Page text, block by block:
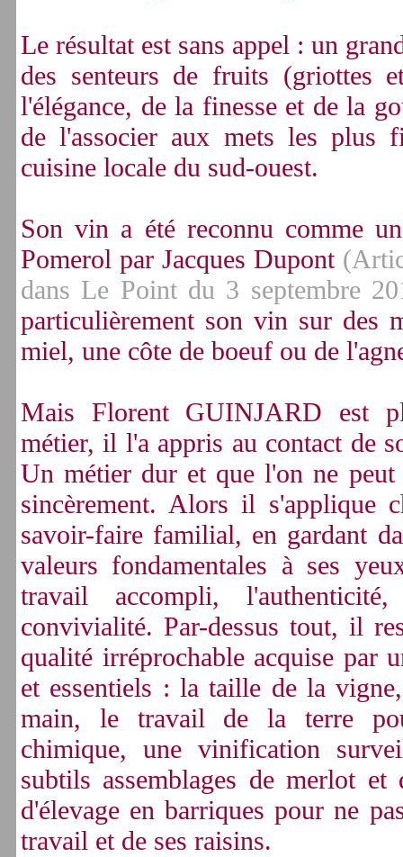
Le résultat est sans appel : un
des senteurs de fruits (griottes
l'élégance, de la finesse et de la
de l'associer aux mets les plus
cuisine locale du sud-ouest.
Son vin a été reconnu comme
Pomerol par Jacques Dupont
dans Le Point du 3 septembre
particulièrement son vin sur des
miel, une côte de boeuf ou de
Mais Florent GUINJARD est
métier, il l'a appris au contact de
Un métier dur et que l'on ne
sincèrement. Alors il s'applique
savoir-faire familial, en gardant
valeurs fondamentales à ses
travail accompli,
convivialité. Par-dessus tout, il
qualité irréprochable acquise par
et essentiels : la taille de la
main, le travail de la terre
chimique, une vinification
subtils assemblages de merlot et
d'élevage en barriques pour ne
travail et de ses raisins.